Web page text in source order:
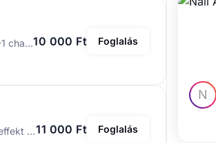
Erősített gél lakk, egyszerűbb díszítéssel: egy szín, chrome por, néhány strasszkő, 1-1 charm maximum vagy pedig egyszerűbb festés10 000 Ft Foglalás
Erősített gél lakkozás extra díszítéssel. Bonyolultabb festések, 3d minták, charmok, effekt porok.11 000 Ft Foglalás
N